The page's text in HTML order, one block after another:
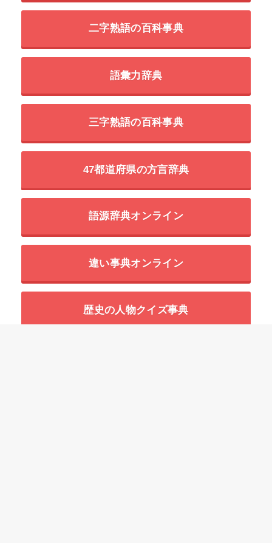
二字熟語の百科事典
語彙力辞典
三字熟語の百科事典
47都道府県の方言辞典
語源辞典オンライン
違い事典オンライン
歴史の人物クイズ事典